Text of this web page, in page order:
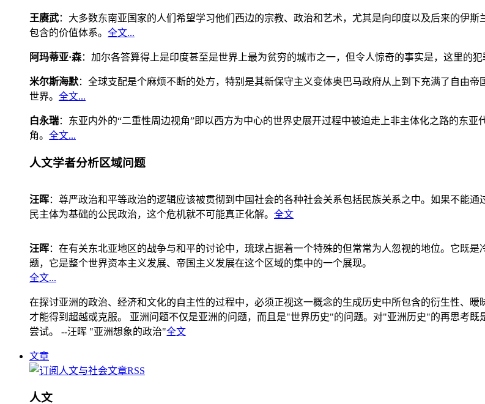
王赓武：大多数东南亚国家的人们希望学习他们西边的宗教、政治和艺术，尤其是向印度以及后来的伊
包含的价值体系。 全文...
阿玛蒂亚·森：加尔各答算得上是印度甚至是世界上最为贫穷的城市之一，但令人惊奇的事实是，这里的
米尔斯海默：全球支配是个麻烦不断的处方，特别是其新保守主义变体奥巴马政府从上到下充满了自由
世界。 全文...
白永瑞：东亚内外的“二重性周边视角”即以西方为中心的世界史展开过程中被迫走上非主体化之路的东
角。 全文...
人文学者分析区域问题
汪晖：尊严政治和平等政治的逻辑应该被贯彻到中国社会的各种社会关系包括民族关系之中。如果不能
民主体为基础的公民政治，这个危机就不可能真正化解。 全文
汪晖：在有关东北亚地区的战争与和平的讨论中，琉球占据着一个特殊的但常常为人忽视的地位。它既
题，它是整个世界资本主义发展、帝国主义发展在这个区域的集中的一个展现。
全文...
在探讨亚洲的政治、经济和文化的自主性的过程中，必须正视这一概念的生成历史中所包含的衍生性、
才能得到超越或克服。 亚洲问题不仅是亚洲的问题，而且是"世界历史"的问题。对"亚洲历史"的再思考
尝试。 --汪晖 "亚洲想象的政治"全文
文章
人文